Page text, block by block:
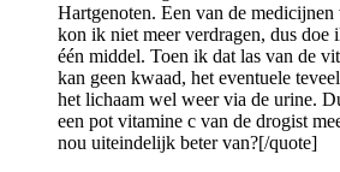
Hartgenoten. Een van de
kon ik niet meer verdragen, dus doe
één middel. Toen ik dat las van de
kan geen kwaad, het eventuele
het lichaam wel weer via de urine.
een pot vitamine c van de drogist
nou uiteindelijk beter van?[/quote]